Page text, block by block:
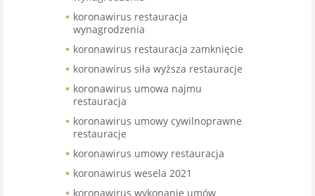
koronawirus restauracja
wynagrodzenia
koronawirus restauracja zamknięcie
koronawirus siła wyższa restauracje
koronawirus umowa najmu
restauracja
koronawirus umowy cywilnoprawne
restauracje
koronawirus umowy restauracja
koronawirus wesela 2021
koronawirus wykonanie umów